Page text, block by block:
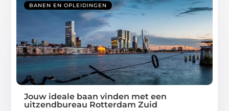
BANEN EN OPLEIDINGEN
Jouw ideale baan vinden met een
uitzendbureau Rotterdam Zuid